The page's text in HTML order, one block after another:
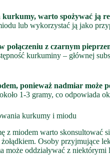
kurkumy, warto spożywać ją
lub wykorzystać ją jako
połączeniu z czarnym
kurkuminy – głównej
ponieważ nadmiar może
1-3 gramy, co odpowiada
kurkumy i miodu
z miodem warto skonsultować
Osoby przyjmujące
może oddziaływać z niektórymi